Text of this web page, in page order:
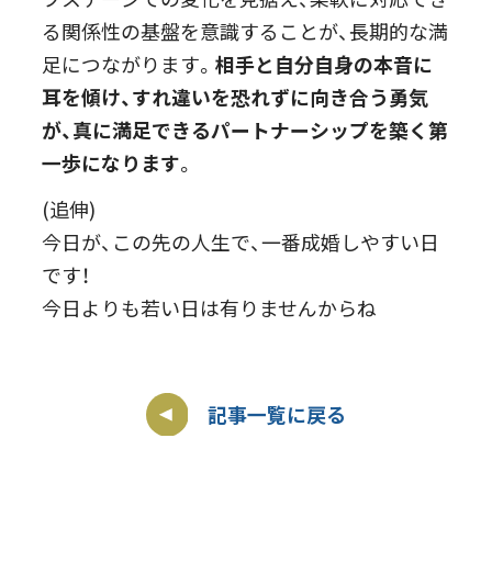
る関係性の基盤を意識することが、長期的な満
足につながります。相手と自分自身の本音に
耳を傾け、すれ違いを恐れずに向き合う勇気
が、真に満足できるパートナーシップを築く第
一歩になります。
(追伸)
今日が、この先の人生で、一番成婚しやすい日
です！
今日よりも若い日は有りませんからね
記事一覧に戻る